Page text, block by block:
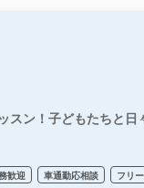
スン！子どもたちと
歓迎 車通勤応相談 フリ